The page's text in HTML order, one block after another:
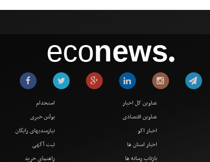
econews●
عناوین کل اخبار
عناوین اقتصادی
اخبار اکو
اخبار استان ها
بازتاب رسانه ها
استخدام
بولتن خبری
نیازمندیهای رایگان
ثبت آگهی
راهنمای خرید